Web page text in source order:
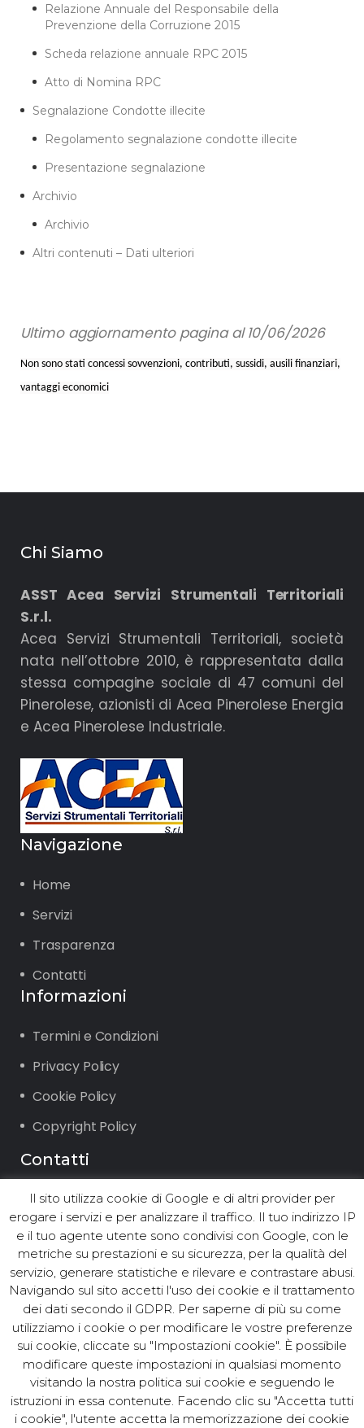
Relazione Annuale del Responsabile della
Prevenzione della Corruzione 2015
Scheda relazione annuale RPC 2015
Atto di Nomina RPC
Segnalazione Condotte illecite
Regolamento segnalazione condotte illecite
Presentazione segnalazione
Archivio
Archivio
Altri contenuti – Dati ulteriori
Ultimo aggiornamento pagina al 10/06/2026
Non sono stati concessi sovvenzioni, contributi, sussidi, ausili finanziari,
vantaggi economici
Chi Siamo
ASST Acea Servizi Strumentali Territoriali
S.r.l.
Acea Servizi Strumentali Territoriali, società
nata nell’ottobre 2010, è rappresentata dalla
stessa compagine sociale di 47 comuni del
Pinerolese, azionisti di Acea Pinerolese Energia
e Acea Pinerolese Industriale.
Navigazione
Home
Servizi
Trasparenza
Contatti
Informazioni
Termini e Condizioni
Privacy Policy
Cookie Policy
Copyright Policy
Contatti
Via Vigone 42 10064 Pinerolo (TO)
Tel. +39.0121.2361 ∙ Fax +39.0121.236294
Email: info@asst.it
PEC:asst@postacert.asst.it
© ASST Acea Servizi Strumentali
Territoriali S.r.l. - Tutti i diritti
riservati. Cod.Fisc. e P. IVA
10381250017. C.C.I.A.A. Torino N.
Il sito utilizza cookie di Google e di altri provider per
erogare i servizi e per analizzare il traffico. Il tuo indirizzo IP
e il tuo agente utente sono condivisi con Google, con le
metriche su prestazioni e su sicurezza, per la qualità del
servizio, generare statistiche e rilevare e contrastare abusi.
Navigando sul sito accetti l'uso dei cookie e il trattamento
dei dati secondo il GDPR. Per saperne di più su come
utilizziamo i cookie o per modificare le vostre preferenze
sui cookie, cliccate su "Impostazioni cookie". È possibile
modificare queste impostazioni in qualsiasi momento
visitando la nostra politica sui cookie e seguendo le
istruzioni in essa contenute. Facendo clic su "Accetta tutti
i cookie", l'utente accetta la memorizzazione dei cookie